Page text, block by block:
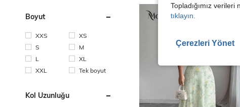
Boyut
XXS
XS
S
M
L
XL
XXL
Tek boyut
Kol Uzunluğu
Topladığımız
tıklayın.
Çerezleri Yönet